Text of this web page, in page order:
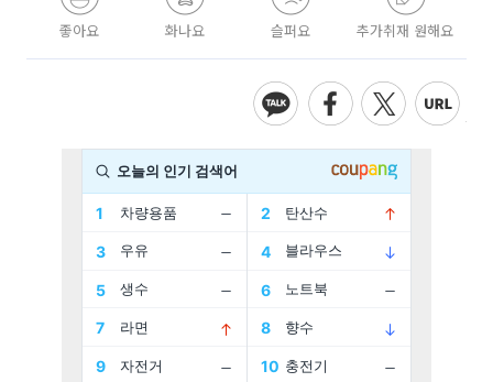
좋아요 화나요 슬퍼요 추가취재 원해요